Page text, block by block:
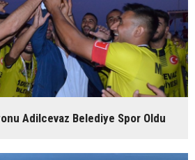
Adilcevaz Belediye Spor Oldu